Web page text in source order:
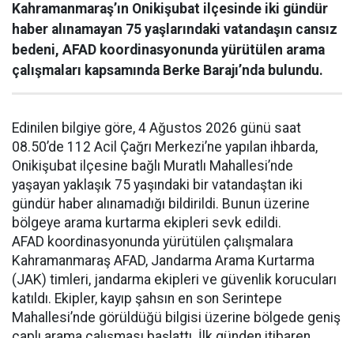
Kahramanmaraş’ın Onikişubat ilçesinde iki gündür
haber alınamayan 75 yaşlarındaki vatandaşın cansız
bedeni, AFAD koordinasyonunda yürütülen arama
çalışmaları kapsamında Berke Barajı’nda bulundu.
Edinilen bilgiye göre, 4 Ağustos 2026 günü saat
08.50’de 112 Acil Çağrı Merkezi’ne yapılan ihbarda,
Onikişubat ilçesine bağlı Muratlı Mahallesi’nde
yaşayan yaklaşık 75 yaşındaki bir vatandaştan iki
gündür haber alınamadığı bildirildi. Bunun üzerine
bölgeye arama kurtarma ekipleri sevk edildi.
AFAD koordinasyonunda yürütülen çalışmalara
Kahramanmaraş AFAD, Jandarma Arama Kurtarma
(JAK) timleri, jandarma ekipleri ve güvenlik korucuları
katıldı. Ekipler, kayıp şahsın en son Serintepe
Mahallesi’nde görüldüğü bilgisi üzerine bölgede geniş